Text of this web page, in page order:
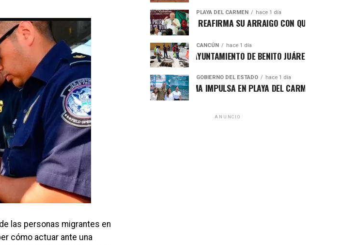
de las personas migrantes en
cómo actuar ante una
PLAYA DEL CARMEN hace 1 día
RAFA MARÍN REAFIRMA SU ARRAIGO CON QUINTANA ROO Y
CANCÚN hace 1 día
FORTALECE AYUNTAMIENTO DE BENITO JUÁREZ ACCIONES
GOBIERNO DEL ESTADO hace 1 día
MARA LEZAMA IMPULSA EN PLAYA DEL CARMEN EL PRIMER
ANUNCIO